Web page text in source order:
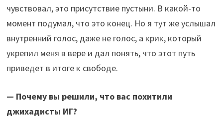
чувствовал, это присутствие пустыни. В какой-то
момент подумал, что это конец. Но я тут же услышал
внутренний голос, даже не голос, а крик, который
укрепил меня в вере и дал понять, что этот путь
приведет в итоге к свободе.
— Почему вы решили, что вас похитили
джихадисты ИГ?